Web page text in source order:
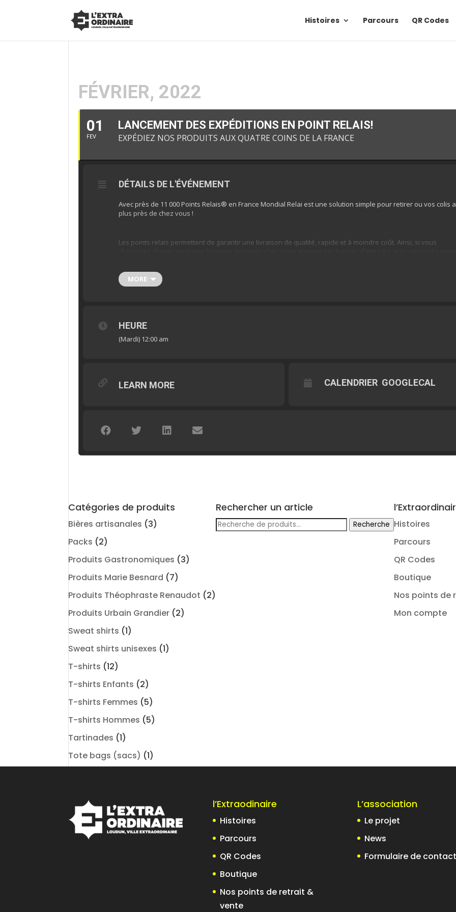
Histoires Parcours QR Codes
FÉVRIER, 2022
01
FEV
LANCEMENT DES EXPÉDITIONS EN POINT RELAIS!
EXPÉDIEZ NOS PRODUITS AUX QUATRE COINS DE LA FRANCE
DÉTAILS DE L'ÉVÉNEMENT
Avec près de 11 000 Points Relais® en France Mondial Relai est une solution simple pour retirer ou vos colis
plus près de chez vous !
Les points relais permettent de garantir une livraison de qualité, rapide et à moindre coût. Ainsi, si vous
pourrezvenir chercher votre colis au point de ramassage
en point relais
CO2 est beaucoup moins importante !
MORE
HEURE
(Mardi) 12:00 am
LEARN MORE CALENDRIER GOOGLECAL
Catégories de produits
Bières artisanales (3)
Packs (2)
Produits Gastronomiques (3)
Produits Marie Besnard (7)
Produits Théophraste Renaudot (2)
Produits Urbain Grandier (2)
Sweat shirts (1)
Sweat shirts unisexes (1)
T-shirts (12)
T-shirts Enfants (2)
T-shirts Femmes (5)
T-shirts Hommes (5)
Tartinades (1)
Tote bags (sacs) (1)
Rechercher un article
Recherche
Recherche Histoires
Parcours
QR Codes
Boutique
Nos points de
Mon compte
l’Extraodinaire
Histoires
Parcours
QR Codes
Boutique
Nos points de retrait &
vente
L’association
Le projet
News
Formulaire de contact